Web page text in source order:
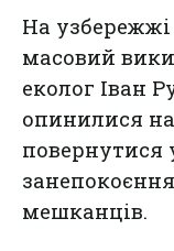
На узбережжі
масовий
еколог Іван
опинилися на
повернутися
мешканців.